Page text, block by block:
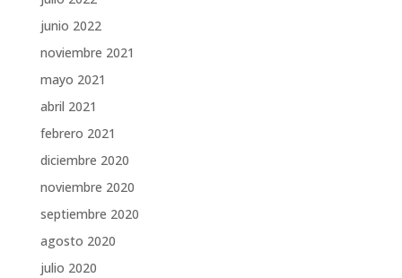
junio 2022
noviembre 2021
mayo 2021
abril 2021
febrero 2021
diciembre 2020
noviembre 2020
septiembre 2020
agosto 2020
julio 2020